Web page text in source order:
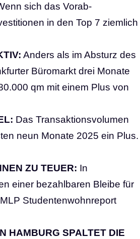
sich das Vorab-
in den Top 7 ziemlich
Anders als im Absturz des
Büromarkt drei Monate
qm mit einem Plus von
Das Transaktionsvolumen
neun Monate 2025 ein Plus.
ZU TEUER: In
einer bezahlbaren Bleibe für
Studentenwohnreport
HAMBURG SPALTET DIE